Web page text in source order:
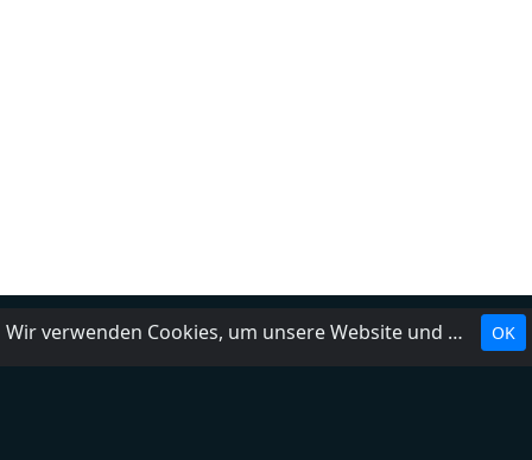
Landesrundfunkanstalten
Wir verwenden Cookies, um unsere Website und unseren Service zu optimieren. OK